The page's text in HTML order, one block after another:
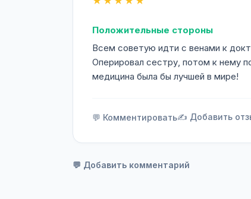
Положительные стороны
Всем советую идти с венами к
Оперировал сестру, потом к нему
медицина была бы лучшей в мире!
💬 Комментировать✍️ Добавить
💬 Добавить комментарий